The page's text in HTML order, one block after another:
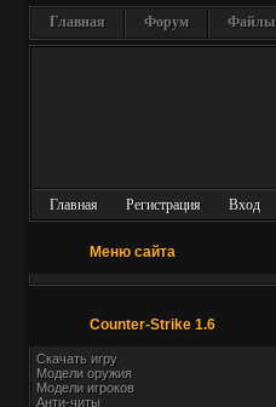
Главная Форум Файлы
Главная Регистрация Вход
Меню сайта
Counter-Strike 1.6
Скачать игру
Модели оружия
Модели игроков
Анти-читы